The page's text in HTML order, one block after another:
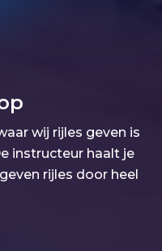
wij rijles geven is
instructeur haalt je
rijles door heel